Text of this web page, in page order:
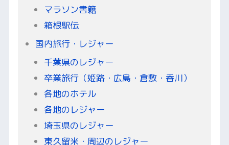
マラソン書籍
箱根駅伝
国内旅行・レジャー
千葉県のレジャー
卒業旅行（姫路・広島・倉敷・香川）
各地のホテル
各地のレジャー
埼玉県のレジャー
東久留米・周辺のレジャー